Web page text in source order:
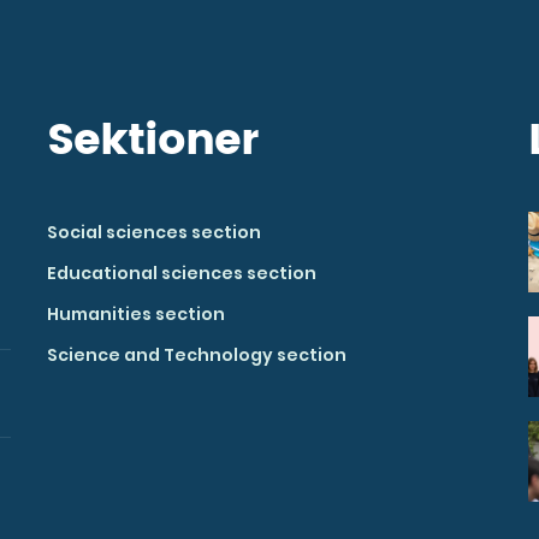
Sektioner
Social sciences section
Educational sciences section
Humanities section
Science and Technology section